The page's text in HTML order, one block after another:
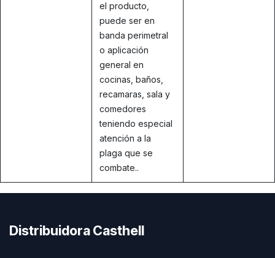
el producto,
puede ser en
banda perimetral
o aplicación
general en
cocinas, baños,
recamaras, sala y
comedores
teniendo especial
atención a la
plaga que se
combate..
Distribuidora Casthell